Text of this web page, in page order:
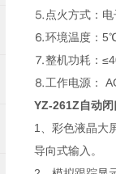
⒌点火方式：电
⒍环境温度：
⒎整机功耗：
⒏工作电源：
YZ-261Z自动
1、彩色液晶大
导向式输入。